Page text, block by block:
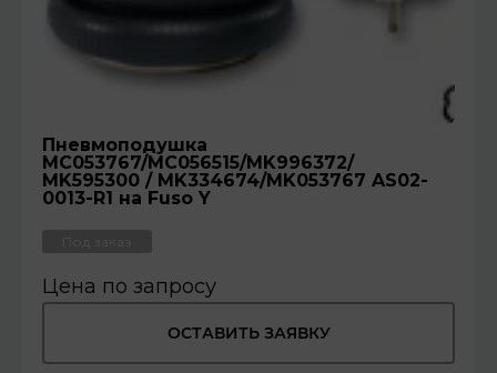
Пневмоподушка
MC053767/MC056515/MK996372/
MK595300 / MK334674/MK053767 AS02-
0013-R1 на Fuso Y
Цена по запросу
ОСТАВИТЬ ЗАЯВКУ